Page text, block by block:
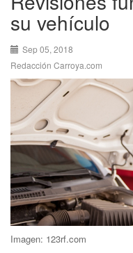
su vehículo
Sep 05, 2018
Redacción Carroya.com
Imagen: 123rf.com